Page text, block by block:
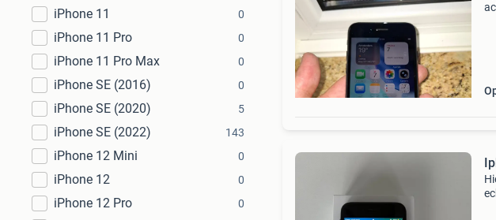
iPhone 11 0
iPhone 11 Pro 0
iPhone 11 Pro Max 0
iPhone SE (2016) 0
iPhone SE (2020) 5
iPhone SE (2022) 143
iPhone 12 Mini 0
iPhone 12 0
iPhone 12 Pro 0